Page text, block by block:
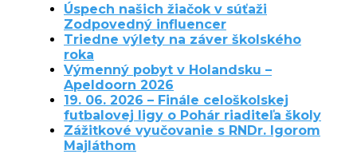
Úspech našich žiačok v súťaži
Zodpovedný influencer
Triedne výlety na záver školského
roka
Výmenný pobyt v Holandsku –
Apeldoorn 2026
19. 06. 2026 – Finále celoškolskej
futbalovej ligy o Pohár riaditeľa školy
Zážitkové vyučovanie s RNDr. Igorom
Majláthom